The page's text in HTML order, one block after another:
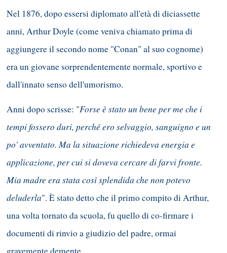
Nel 1876, dopo essersi diplomato all'età di diciassette
anni, Arthur Doyle (come veniva chiamato prima di
aggiungere il secondo nome "Conan" al suo cognome)
era un giovane sorprendentemente normale, sportivo e
dall'innato senso dell'umorismo.
Anni dopo scrisse: "Forse è stato un bene per me che i
tempi fossero duri, perché ero selvaggio, sanguigno e un
po' avventato. Ma la situazione richiedeva energia e
applicazione, per cui si doveva cercare di farvi fronte.
Mia madre era stata così splendida che non potevo
deluderla". È stato detto che il primo compito di Arthur,
una volta tornato da scuola, fu quello di co-firmare i
documenti di rinvio a giudizio del padre, ormai
gravemente demente.